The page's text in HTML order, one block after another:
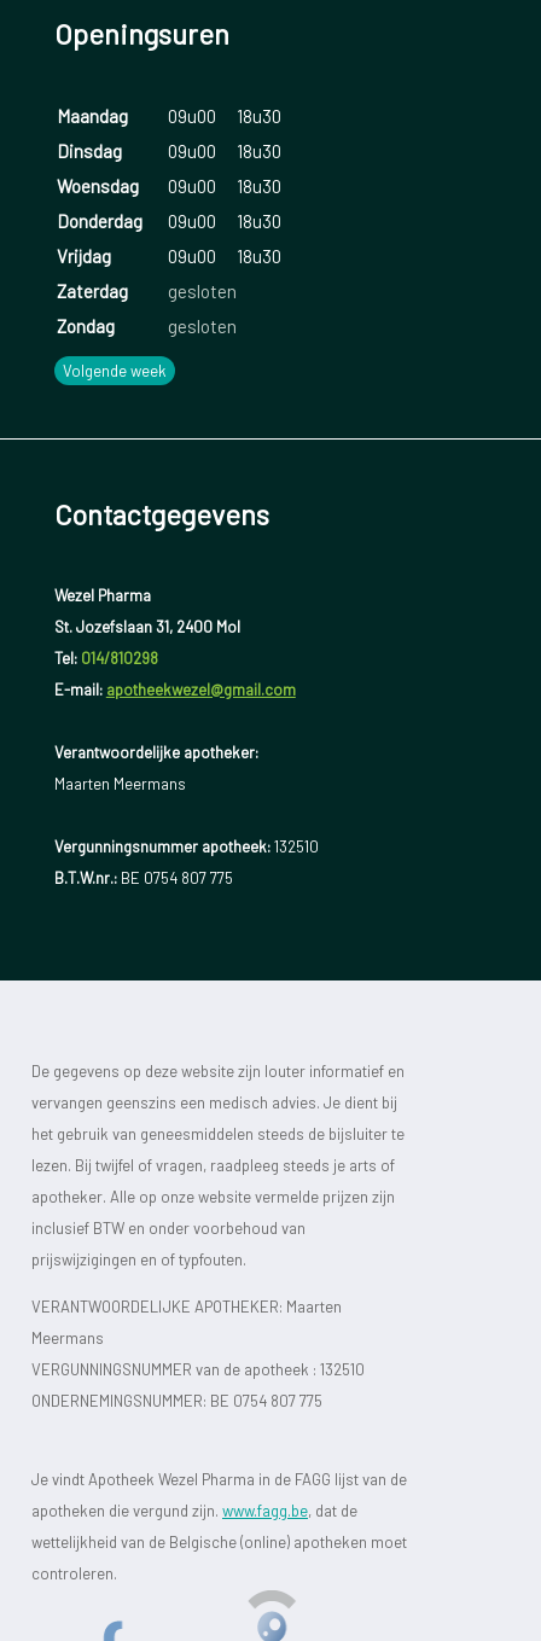
Openingsuren
Maandag 09u00
18u30
Dinsdag
09u00
18u30
Woensdag
09u00
18u30
Donderdag
09u00
18u30
Vrijdag
09u00
18u30
Zaterdag
gesloten
Zondag
gesloten
Volgende week
Contactgegevens
Wezel Pharma
St. Jozefslaan 31, 2400 Mol
Tel: 014/810298
E-mail: apotheekwezel@gmail.com
Verantwoordelijke apotheker:
Maarten Meermans
Vergunningsnummer apotheek:132510
B.T.W.nr.:BE 0754 807 775
De gegevens op deze website zijn louter informatief en
vervangen geenszins een medisch advies. Je dient bij
het gebruik van geneesmiddelen steeds de bijsluiter te
lezen. Bij twijfel of vragen, raadpleeg steeds je arts of
apotheker. Alle op onze website vermelde prijzen zijn
inclusief BTW en onder voorbehoud van
prijswijzigingen en of typfouten.
VERANTWOORDELIJKE APOTHEKER: Maarten
Meermans
VERGUNNINGSNUMMER van de apotheek : 132510
ONDERNEMINGSNUMMER: BE 0754 807 775
Je vindt Apotheek Wezel Pharma in de FAGG lijst van de
apotheken die vergund zijn. www.fagg.be, dat de
wettelijkheid van de Belgische (online) apotheken moet
controleren.